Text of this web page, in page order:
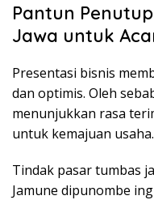
Pantun
Jawa untuk
Presentasi bisnis
dan optimis. Oleh
menunjukkan rasa
untuk kemajuan usaha.
Tindak pasar tumbas
Jamune dipunombe